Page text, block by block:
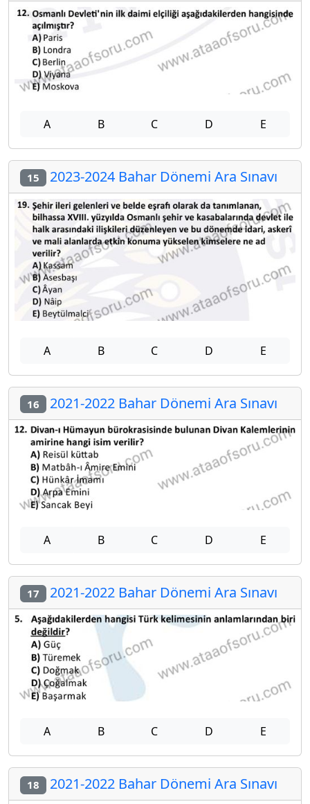
A B C D E
15 2023-2024 Bahar Dönemi Ara Sınavı
A B C D E
16 2021-2022 Bahar Dönemi Ara Sınavı
A B C D E
17 2021-2022 Bahar Dönemi Ara Sınavı
A B C D E
18 2021-2022 Bahar Dönemi Ara Sınavı